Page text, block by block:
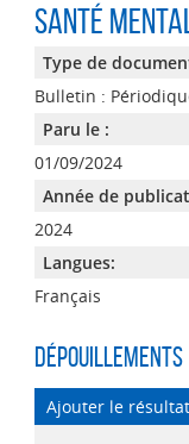
Santé
Type de
Bulletin :
Paru le :
01/09/2024
Année de
2024
Langues:
Français
Dépouillements
Ajouter le